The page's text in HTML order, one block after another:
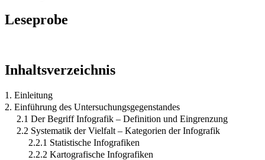
Leseprobe
Inhaltsverzeichnis
1. Einleitung
2. Einführung des Untersuchungsgegenstandes
2.1 Der Begriff Infografik – Definition und Eingrenzung
2.2 Systematik der Vielfalt – Kategorien der Infografik
2.2.1 Statistische Infografiken
2.2.2 Kartografische Infografiken